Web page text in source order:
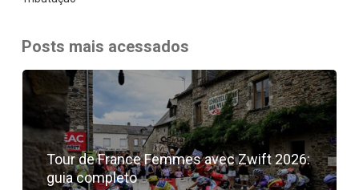
Posts mais acessados
Tour de France Femmes avec Zwift 2026:
guia completo